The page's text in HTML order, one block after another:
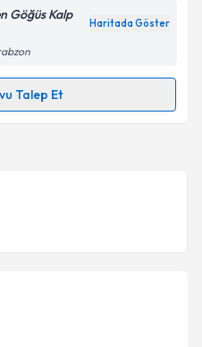
ilişkinAydınlatma
verilerimin belirtilen
kabul ediyorum.
Gönder
Göğüs Kalp
Haritada Göster
Talep Et
e-posta ile